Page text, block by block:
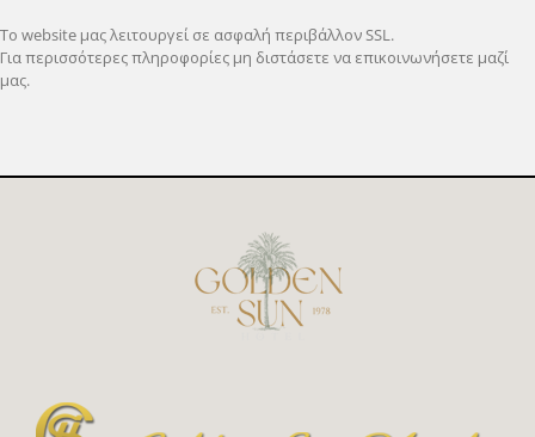
Το website μας λειτουργεί σε ασφαλή περιβάλλον SSL.
Για περισσότερες πληροφορίες μη διστάσετε να επικοινωνήσετε μαζί
μας.